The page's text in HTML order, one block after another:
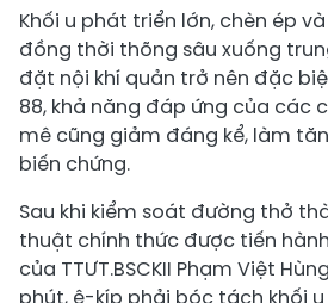
Khối u phát triển lớn, chèn ép
đồng thời thõng sâu xuống
đặt nội khí quản trở nên đặc
88, khả năng đáp ứng của các
mê cũng giảm đáng kể, làm
biến chứng.
Sau khi kiểm soát đường thở
thuật chính thức được tiến
của TTƯT.BSCKII Phạm Việt